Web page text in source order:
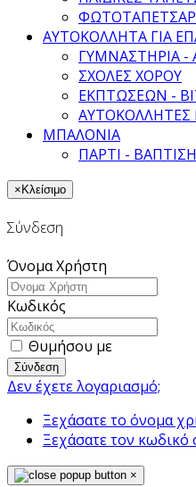
ΑΥΤΟΚΟΛΛΗΤΑ ΓΙΑ
ΓΥΜΝΑΣΤΗΡΙΑ -
ΣΧΟΛΕΣ ΧΟΡΟΥ
ΕΚΠΤΩΣΕΩΝ -
ΑΥΤΟΚΟΛΛΗΤΕΣ
ΜΠΑΛΟΝΙΑ
ΠΑΡΤΙ - ΒΑΠΤΙΣΗ
× Κλείσιμο
Σύνδεση
Όνομα Χρήστη
Κωδικός
Θυμήσου με
Σύνδεση
Δεν έχετε λογαριασμό;
Ξεχάσατε το όνομα
Ξεχάσατε τον κωδικό
×